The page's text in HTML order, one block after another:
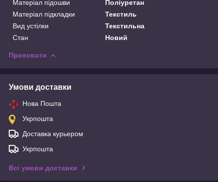
Матеріал підошви
Поліуретан
Матеріал підкладки
Текстиль
Вид устілки
Текстильна
Стан
Новий
Приховати
Умови доставки
Нова Пошта
Укрпошта
Доставка курьером
Укрпошта
Всі умови доставки